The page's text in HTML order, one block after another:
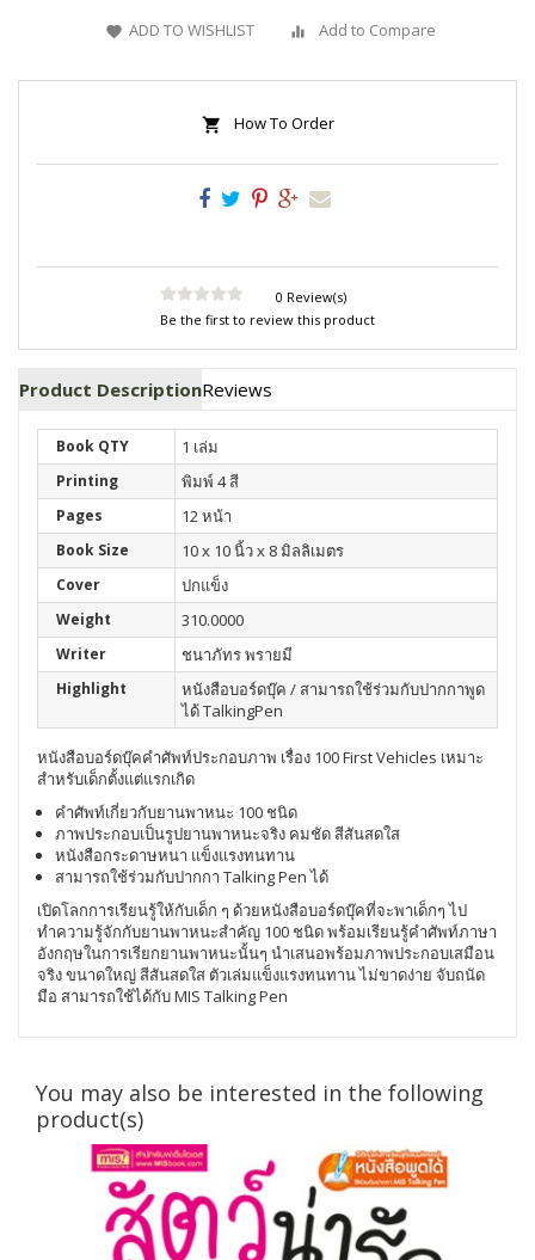
ADD TO WISHLIST Add to Compare
How To Order
0 Review(s)
Be the first to review this product
Product DescriptionReviews
Book QTY 1 เล่ม
Printing พิมพ์ 4 สี
Pages 12 หน้า
Book Size 10 x 10 นิ้ว x 8 มิลลิเมตร
Cover ปกแข็ง
Weight 310.0000
Writer ชนาภัทร พรายมี
Highlight
หนังสือบอร์ดบุ๊ค / สามารถใช้ร่วมกับปากกาพูด
ได้ TalkingPen
หนังสือบอร์ดบุ๊คคำศัพท์ประกอบภาพ เรื่อง 100 First Vehicles เหมาะ
สำหรับเด็กตั้งแต่แรกเกิด
คำศัพท์เกี่ยวกับยานพาหนะ 100 ชนิด
ภาพประกอบเป็นรูปยานพาหนะจริง คมชัด สีสันสดใส
หนังสือกระดาษหนา แข็งแรงทนทาน
สามารถใช้ร่วมกับปากกา Talking Pen ได้
เปิดโลกการเรียนรู้ให้กับเด็ก ๆ ด้วยหนังสือบอร์ดบุ๊คที่จะพาเด็กๆ ไป
ทำความรู้จักกับยานพาหนะสำคัญ 100 ชนิด พร้อมเรียนรู้คำศัพท์ภาษา
อังกฤษในการเรียกยานพาหนะนั้นๆ นำเสนอพร้อมภาพประกอบเสมือน
จริง ขนาดใหญ่ สีสันสดใส ตัวเล่มแข็งแรงทนทาน ไม่ขาดง่าย จับถนัด
มือ สามารถใช้ได้กับ MIS Talking Pen
You may also be interested in the following
product(s)